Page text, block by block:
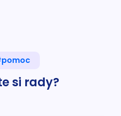
si rady?